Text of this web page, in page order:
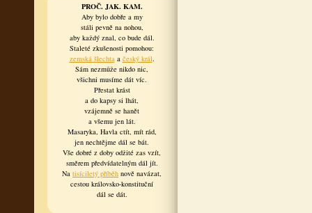
PROČ. JAK. KAM.
Aby bylo dobře a my
stáli pevně na nohou,
aby každý znal, co bude dál.
Staleté zkušenosti pomohou:
zemská šlechtaa český král.
Sám nezmůže nikdo nic,
všichni musíme dát víc.
Přestat krást
a do kapsy si lhát,
vzájemně se hanět
a všemu jen lát.
Masaryka, Havla ctít, mít rád,
jen nechtějme dál se bát.
Vše dobré z doby odžité zas vzít,
směrem předvídatelným dál jít.
Na tisíciletý příběh nově navázat,
cestou královsko-konstituční
dál se dát.